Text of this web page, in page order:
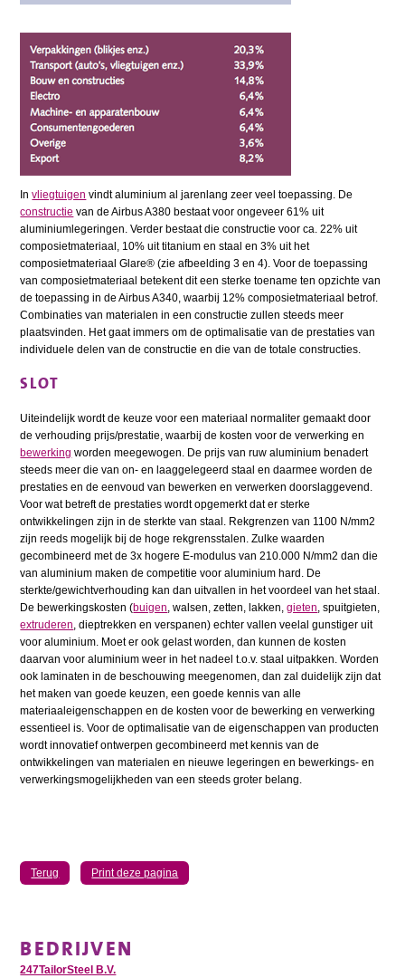
Invliegtuigen vindt aluminium al jarenlang zeer veel toepassing. De
constructie van de Airbus A380 bestaat voor ongeveer 61% uit
aluminiumlegeringen. Verder bestaat die constructie voor ca. 22% uit
composietmateriaal, 10% uit titanium en staal en 3% uit het
composietmateriaal Glare® (zie afbeelding 3 en 4). Voor de toepassing
van composietmateriaal betekent dit een sterke toename ten opzichte van
de toepassing in de Airbus A340, waarbij 12% composietmateriaal betrof.
Combinaties van materialen in een constructie zullen steeds meer
plaatsvinden. Het gaat immers om de optimalisatie van de prestaties van
individuele delen van de constructie en die van de totale constructies.
SLOT
Uiteindelijk wordt de keuze voor een materiaal normaliter gemaakt door
de verhouding prijs/prestatie, waarbij de kosten voor de verwerking en
bewerking worden meegewogen. De prijs van ruw aluminium benadert
steeds meer die van on- en laaggelegeerd staal en daarmee worden de
prestaties en de eenvoud van bewerken en verwerken doorslaggevend.
Voor wat betreft de prestaties wordt opgemerkt dat er sterke
ontwikkelingen zijn in de sterkte van staal. Rekgrenzen van 1100 N/mm2
zijn reeds mogelijk bij de hoge rekgrensstalen. Zulke waarden
gecombineerd met de 3x hogere E-modulus van 210.000 N/mm2 dan die
van aluminium maken de competitie voor aluminium hard. De
sterkte/gewichtverhouding kan dan uitvallen in het voordeel van het staal.
De bewerkingskosten (buigen, walsen, zetten, lakken,gieten, spuitgieten,
extruderen, dieptrekken en verspanen) echter vallen veelal gunstiger uit
voor aluminium. Moet er ook gelast worden, dan kunnen de kosten
daarvan voor aluminium weer in het nadeel t.o.v. staal uitpakken. Worden
ook laminaten in de beschouwing meegenomen, dan zal duidelijk zijn dat
het maken van goede keuzen, een goede kennis van alle
materiaaleigenschappen en de kosten voor de bewerking en verwerking
essentieel is. Voor de optimalisatie van de eigenschappen van producten
wordt innovatief ontwerpen gecombineerd met kennis van de
ontwikkelingen van materialen en nieuwe legeringen en bewerkings- en
verwerkingsmogelijkheden van een steeds groter belang.
Terug Print deze pagina
BEDRIJVEN
247TailorSteel B.V.